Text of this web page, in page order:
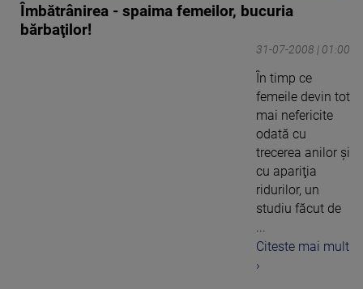
Îmbătrânirea - spaima femeilor, bucuria
bărbaţilor!
31-07-2008 | 01:00
În timp ce
femeile devin tot
mai nefericite
odată cu
trecerea anilor şi
cu apariţia
ridurilor, un
studiu făcut de
Citeste mai mult
›